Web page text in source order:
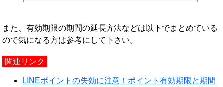
また、有効期限の期間の延長方法などは以下でまとめている
ので気になる方は参考にして下さい。
関連リンク
LINEポイントの失効に注意！ポイント有効期限と期間